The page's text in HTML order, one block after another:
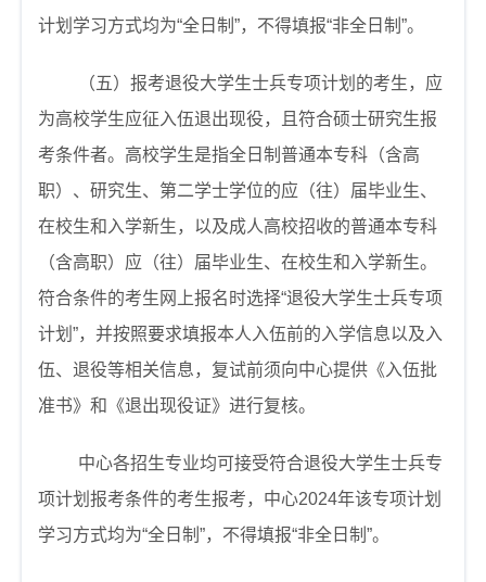
计划学习方式均为“全日制 ”，不得填报“非全日制 ”。
（五）报考退役大学生士兵专项计划的考生，应
为高校学生应征入伍退出现役，且符合硕士研究生报
考条件者。高校学生是指全日制普通本专科（含高
职）、研究生、第二学士学位的应（往）届毕业生、
在校生和入学新生，以及成人高校招收的普通本专科
（含高职）应（往）届毕业生、在校生和入学新生。
符合条件的考生网上报名时选择“退役大学生士兵专项
计划 ”，并按照要求填报本人入伍前的入学信息以及入
伍、退役等相关信息，复试前须向中心提供《入伍批
准书》和《退出现役证》进行复核。
中心各招生专业均可接受符合退役大学生士兵专
项计划报考条件的考生报考，中心2024年该专项计划
学习方式均为“全日制 ”，不得填报“非全日制 ”。